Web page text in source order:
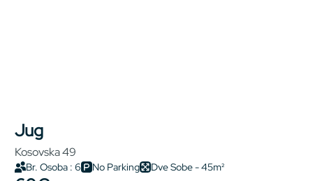
Jug
Kosovska 49
Br. Osoba : 6 No Parking Dve Sobe - 45m²